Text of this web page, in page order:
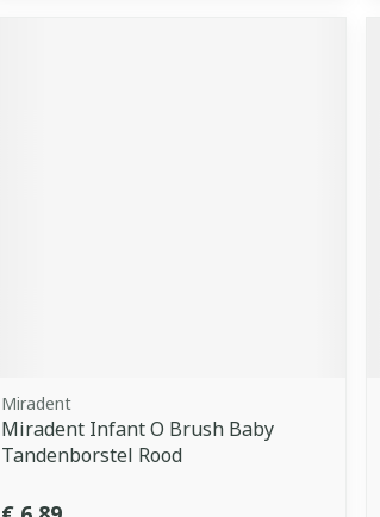
Miradent
Miradent Infant O Brush Baby
Tandenborstel Rood